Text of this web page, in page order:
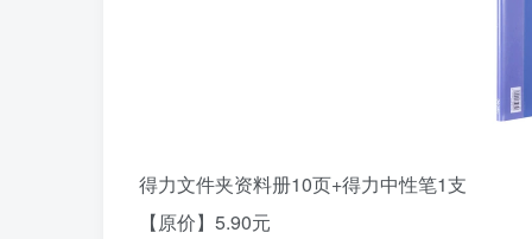
得力文件夹资料册10页+得力中性笔1支
【原价】5.90元